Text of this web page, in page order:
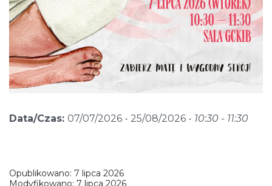
Data/Czas: 07/07/2026 - 25/08/2026 - 10:30 - 11:30
Opublikowano: 7 lipca 2026
Modyfikowano: 7 lipca 2026